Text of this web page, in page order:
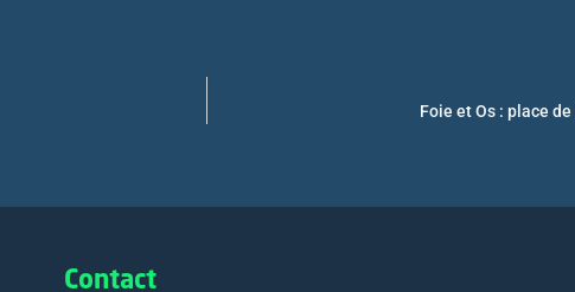
Foie et Os : place
Contact